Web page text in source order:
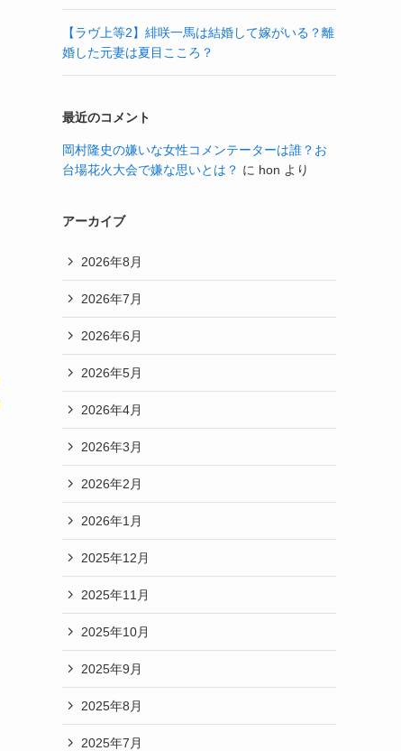
【ラヴ上等2】緋咲一馬は結婚して嫁がいる？離
婚した元妻は夏目こころ？
最近のコメント
岡村隆史の嫌いな女性コメンテーターは誰？お
台場花火大会で嫌な思いとは？ に hon より
アーカイブ
2026年8月
2026年7月
2026年6月
2026年5月
2026年4月
2026年3月
2026年2月
2026年1月
2025年12月
2025年11月
2025年10月
2025年9月
2025年8月
2025年7月